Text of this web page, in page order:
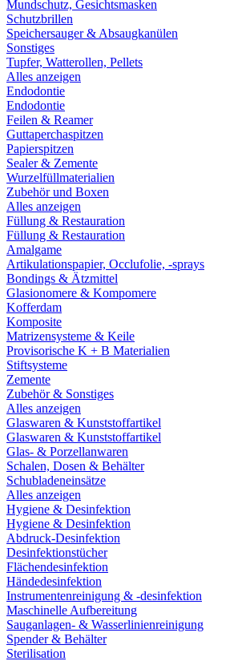
Mundschutz, Gesichtsmasken
Schutzbrillen
Speichersauger & Absaugkanülen
Sonstiges
Tupfer, Watterollen, Pellets
Alles anzeigen
Endodontie
Endodontie
Feilen & Reamer
Guttaperchaspitzen
Papierspitzen
Sealer & Zemente
Wurzelfüllmaterialien
Zubehör und Boxen
Alles anzeigen
Füllung & Restauration
Füllung & Restauration
Amalgame
Artikulationspapier, Occlufolie, -sprays
Bondings & Ätzmittel
Glasionomere & Kompomere
Kofferdam
Komposite
Matrizensysteme & Keile
Provisorische K + B Materialien
Stiftsysteme
Zemente
Zubehör & Sonstiges
Alles anzeigen
Glaswaren & Kunststoffartikel
Glaswaren & Kunststoffartikel
Glas- & Porzellanwaren
Schalen, Dosen & Behälter
Schubladeneinsätze
Alles anzeigen
Hygiene & Desinfektion
Hygiene & Desinfektion
Abdruck-Desinfektion
Desinfektionstücher
Flächendesinfektion
Händedesinfektion
Instrumentenreinigung & -desinfektion
Maschinelle Aufbereitung
Sauganlagen- & Wasserlinienreinigung
Spender & Behälter
Sterilisation